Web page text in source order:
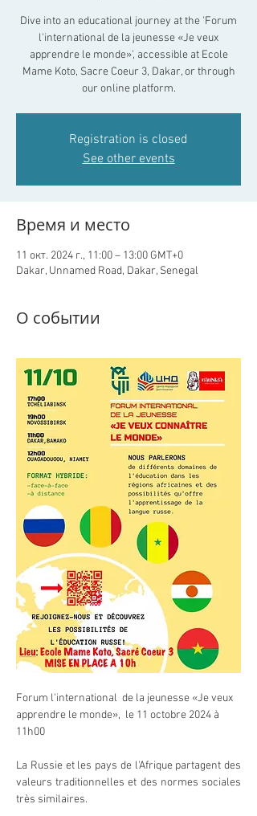
Dive into an educational journey at the 'Forum
l'international de la jeunesse «Je veux
apprendre le monde»', accessible at Ecole
Mame Koto, Sacre Coeur 3, Dakar, or through
our online platform.
Registration is closed
See other events
Время и место
11 окт. 2024 г., 11:00 – 13:00 GMT+0
Dakar, Unnamed Road, Dakar, Senegal
О событии
Forum l'international  de la jeunesse «Je veux
apprendre le monde»,  le 11 octobre 2024 à
11h00
La Russie et les pays de l'Afrique partagent des
valeurs traditionnelles et des normes sociales
très similaires.